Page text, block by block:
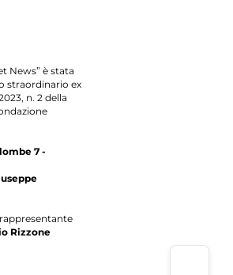
News” è stata
straordinario ex
n. 2 della
7 -
Rizzone